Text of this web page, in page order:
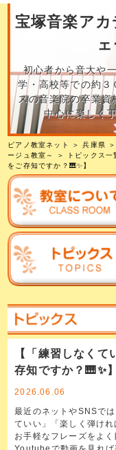
宝塚音楽ア
初心者から音大や
学・高校等での約３
スの音楽院の卒業
中心に楽しく
ピアノ教室ネット ＞兵庫県 ＞
ージュ教室～
＞ トピックス一
をご存知ですか？🎹✨】
【「練習しなく
存知ですか？🎹✨】
2026.06.06
最近のネットやSNSで
ていい」「楽しく弾けれ
お手軽なフレーズをよく